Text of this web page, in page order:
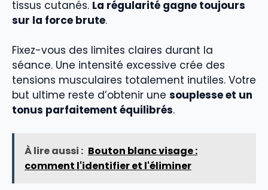
tissus cutanés. La régularité gagne toujours
sur la force brute.
Fixez-vous des limites claires durant la
séance. Une intensité excessive crée des
tensions musculaires totalement inutiles. Votre
but ultime reste d’obtenir une souplesse et un
tonus parfaitement équilibrés.
À lire aussi : Bouton blanc visage :
comment l'identifier et l'éliminer